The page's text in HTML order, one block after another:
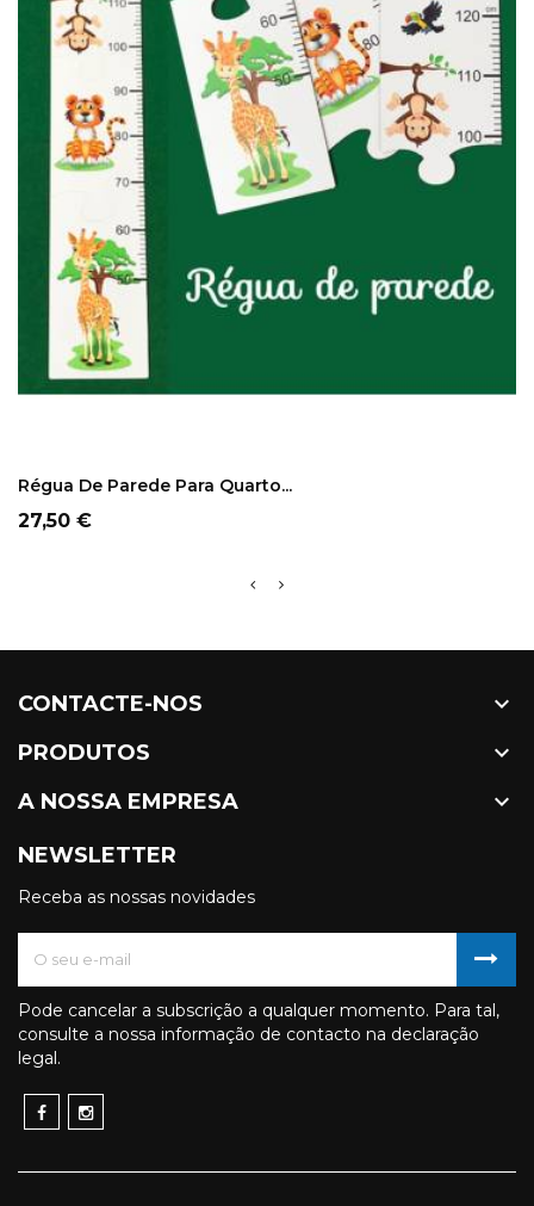
Régua De Parede Para Quarto...
Preço
27,50 €
CONTACTE-NOS 
PRODUTOS 
A NOSSA EMPRESA 
NEWSLETTER
Receba as nossas novidades
Pode cancelar a subscrição a qualquer momento. Para tal,
consulte a nossa informação de contacto na declaração
legal.